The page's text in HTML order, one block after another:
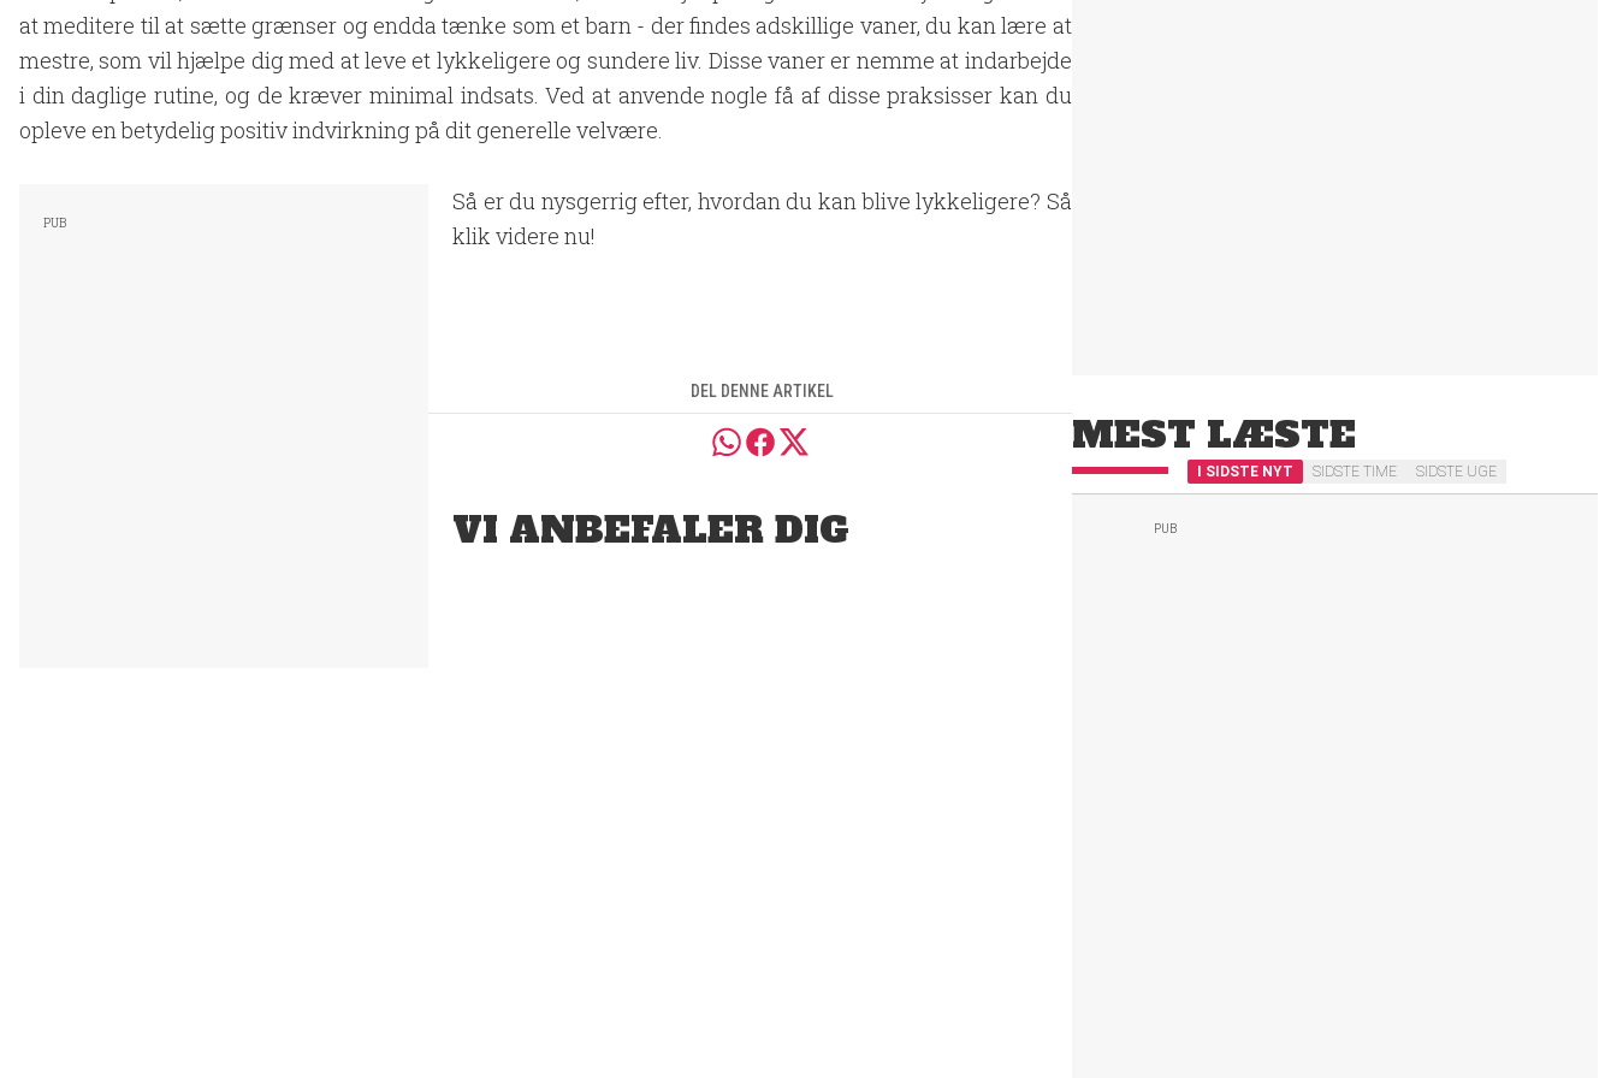
at meditere til at sætte grænser og endda tænke som et barn - der findes adskillige vaner, du kan lære at
mestre, som vil hjælpe dig med at leve et lykkeligere og sundere liv. Disse vaner er nemme at indarbejde
i din daglige rutine, og de kræver minimal indsats. Ved at anvende nogle få af disse praksisser kan du
opleve en betydelig positiv indvirkning på dit generelle velvære.
Så er du nysgerrig efter, hvordan du kan blive lykkeligere? Så
klik videre nu!
DEL DENNE ARTIKEL
VI ANBEFALER DIG
MEST LÆSTE
I SIDSTE NYT SIDSTE TIME SIDSTE UGE